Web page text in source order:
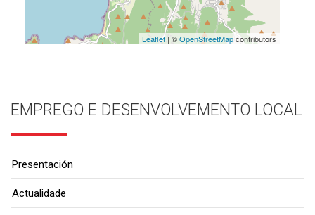
Leaflet| ©OpenStreetMapcontributors
EMPREGO E DESENVOLVEMENTO LOCAL
Presentación
Actualidade